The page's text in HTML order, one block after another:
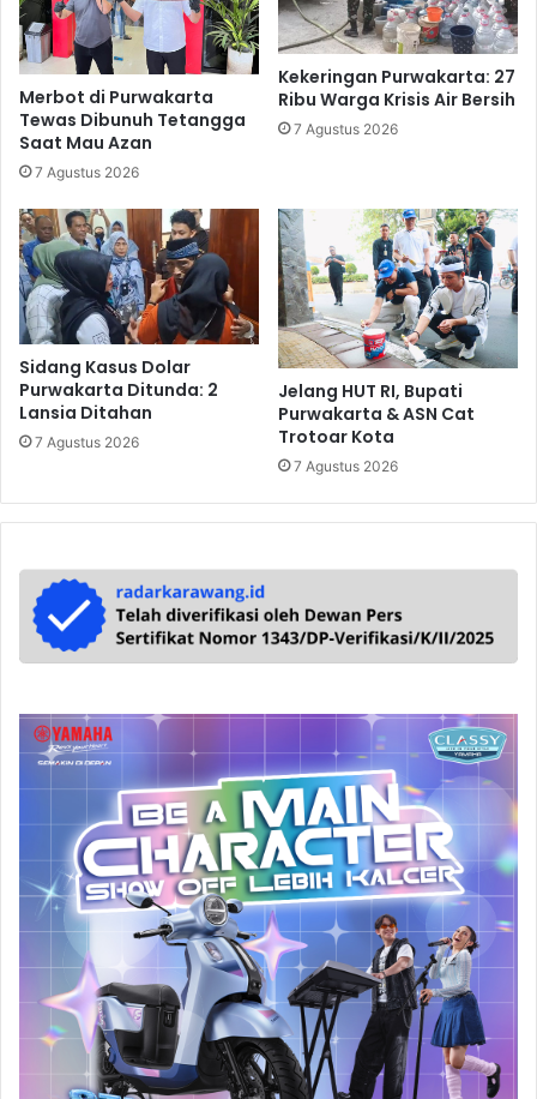
Merbot di Purwakarta
Tewas Dibunuh Tetangga
Saat Mau Azan
7 Agustus 2026
Kekeringan Purwakarta: 27
Ribu Warga Krisis Air Bersih
7 Agustus 2026
Sidang Kasus Dolar
Purwakarta Ditunda: 2
Lansia Ditahan
7 Agustus 2026
Jelang HUT RI, Bupati
Purwakarta & ASN Cat
Trotoar Kota
7 Agustus 2026